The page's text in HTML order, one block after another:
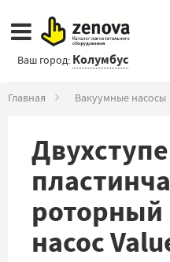
Ваш город: Колумбус
Главная Вакуумные насосы
насос